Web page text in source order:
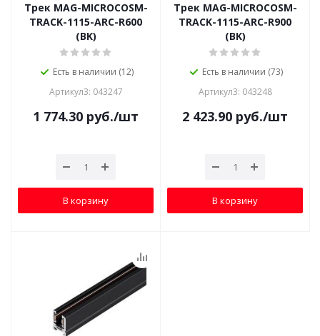
Трек MAG-MICROCOSM-
TRACK-1115-ARC-R600
(BK)
Есть в наличии (12)
Артикул3: 043247
1 774.30 руб./шт
В корзину
Трек MAG-MICROCOSM-
TRACK-1115-ARC-R900
(BK)
Есть в наличии (73)
Артикул3: 043248
2 423.90 руб./шт
В корзину